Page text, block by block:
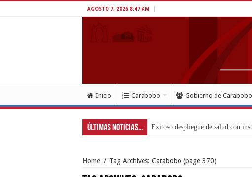
AGOSTO 7, 2026 8:47 AM
Inicio Carabobo Gobierno de Carabobo
Últimas Noticias...
Home / Tag Archives: Carabobo (page 370)